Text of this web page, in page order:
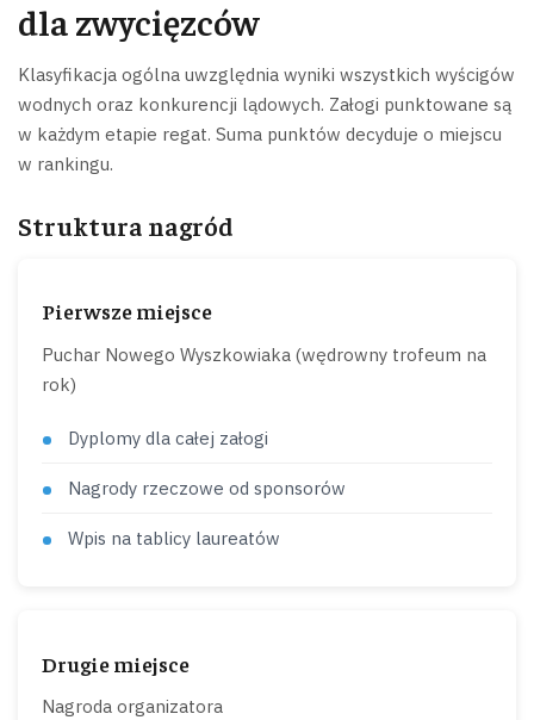
dla zwycięzców
Klasyfikacja ogólna uwzględnia wyniki wszystkich wyścigów
wodnych oraz konkurencji lądowych. Załogi punktowane są
w każdym etapie regat. Suma punktów decyduje o miejscu
w rankingu.
Struktura nagród
Pierwsze miejsce
Puchar Nowego Wyszkowiaka (wędrowny trofeum na
rok)
Dyplomy dla całej załogi
Nagrody rzeczowe od sponsorów
Wpis na tablicy laureatów
Drugie miejsce
Nagroda organizatora